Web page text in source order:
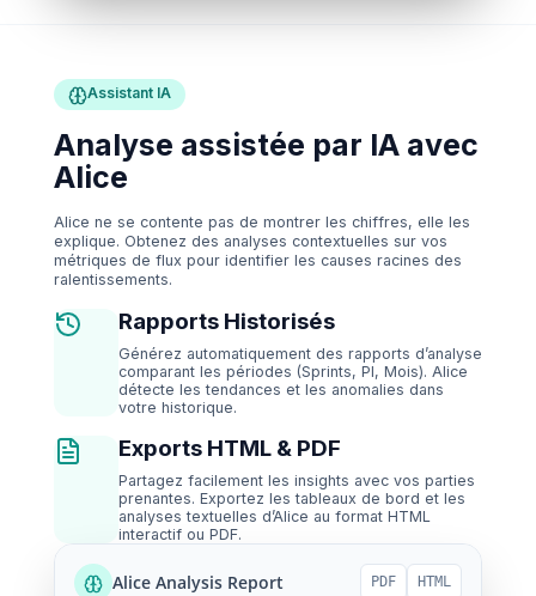
Assistant IA
Analyse assistée par IA avec
Alice
Alice ne se contente pas de montrer les chiffres, elle les
explique. Obtenez des analyses contextuelles sur vos
métriques de flux pour identifier les causes racines des
ralentissements.
Rapports Historisés
Générez automatiquement des rapports d’analyse
comparant les périodes (Sprints, PI, Mois). Alice
détecte les tendances et les anomalies dans
votre historique.
Exports HTML & PDF
Partagez facilement les insights avec vos parties
prenantes. Exportez les tableaux de bord et les
analyses textuelles d’Alice au format HTML
interactif ou PDF.
Alice Analysis Report PDF HTML